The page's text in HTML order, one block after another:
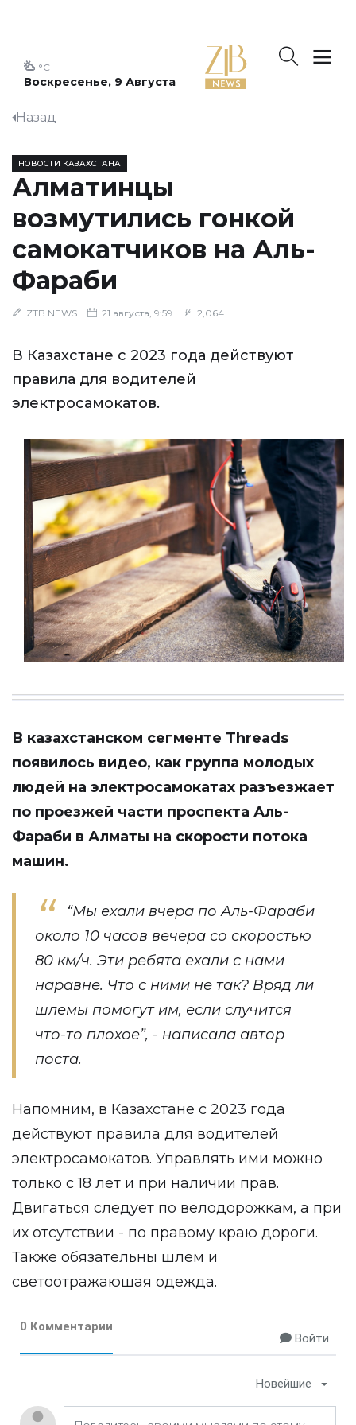
Воскресенье, 9 Августа
°C
Назад
НОВОСТИ КАЗАХСТАНА
Алматинцы
возмутились гонкой
самокатчиков на Аль-
Фараби
ZTB NEWS 21 августа, 9:59 2,064
В Казахстане с 2023 года действуют
правила для водителей
электросамокатов.
В казахстанском сегменте Threads
появилось видео, как группа молодых
людей на электросамокатах разъезжает
по проезжей части проспекта Аль-
Фараби в Алматы на скорости потока
машин.
“Мы ехали вчера по Аль-Фараби
около 10 часов вечера со скоростью
80 км/ч. Эти ребята ехали с нами
наравне. Что с ними не так? Вряд ли
шлемы помогут им, если случится
что-то плохое”, - написала автор
поста.
Напомним, в Казахстане с 2023 года
действуют правила для водителей
электросамокатов. Управлять ими можно
только с 18 лет и при наличии прав.
Двигаться следует по велодорожкам, а при
их отсутствии - по правому краю дороги.
Также обязательны шлем и
светоотражающая одежда.
0 Комментарии
Войти
Новейшие